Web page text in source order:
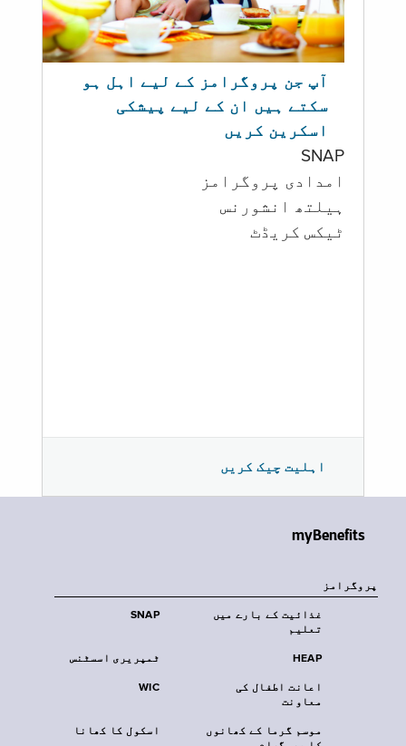
آپ جن پروگرامز کے لیے اہل ہو
سکتے ہیں ان کے لیے پیشکی
اسکرین کریں
SNAP
امدادی پروگرامز
‏ہیلتھ انشورنس
ٹیکس کریڈٹ
اہلیت چیک کریں
myBenefits
پروگرامز
SNAP
غذائیت کے بارے میں
تعلیم
ٹمپریری اسسٹنس HEAP
WIC
اعانت اطفال کی
معاونت
اسکول کا کھانا
موسم گرما کے کھانوں